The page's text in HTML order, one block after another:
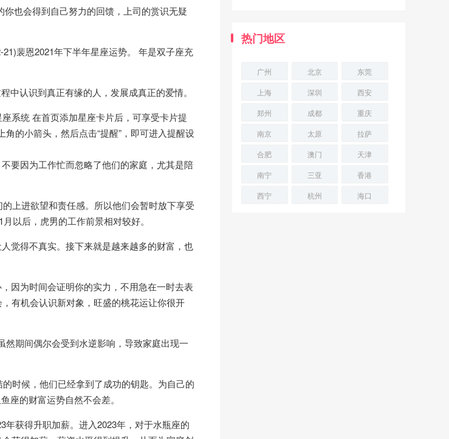
也会得到自己努力的回馈，上司的赏识无疑
裴恩2021年下半年星座运势。 年是双子座充
认识到真正有缘的人，发展成真正的爱情。
系统 在首页添加星座卡片后，可享受卡片提
的小箭头，然后点击“提醒”，即可进入提醒设
要因为工作忙而忽略了他们的家庭，尤其是陪
上进欲望和责任感。所以他们会暂时放下享受
以后，虎男的工作前景相对较好。
觉得不真实。接下来就是越来越多的财富，也
因为时间会证明你的实力，不用急在一时去表
有机会认识新对象，旺盛的桃花运让你很开
期间偶尔会受到水逆影响，导致家庭出现一
时候，他们已经拿到了成功的钥匙。为自己的
座的财富运势自然不会差。
获得升职加薪。进入2023年，对于水瓶座的
热门地区
广州 北京
东莞
上海
深圳
西安
郑州
成都
重庆
南京
太原
拉萨
合肥
澳门
天津
南宁
三亚
香港
西宁
杭州 海口